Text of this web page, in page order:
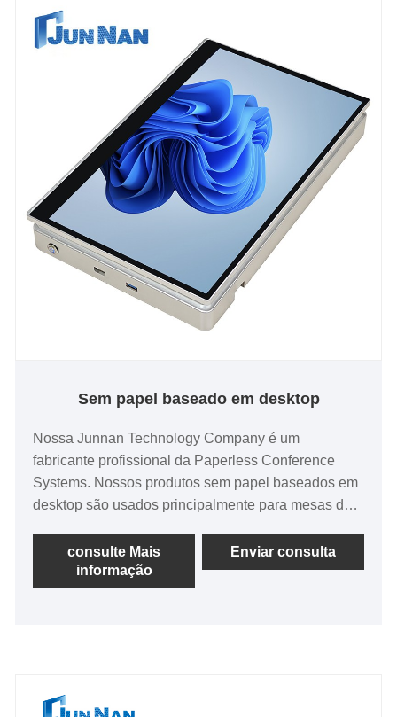
Sem papel baseado em desktop
Nossa Junnan Technology Company é um
fabricante profissional da Paperless Conference
Systems. Nossos produtos sem papel baseados em
desktop são usados principalmente para mesas de
do governo, bancos alguns equipamentos de
consulta de informações públicas, etc. sem papel
baseado em mesa usando componentes de nível
mesa é uma concha de liga de alumínio totalmente
consulte Mais
informação
Enviar consulta